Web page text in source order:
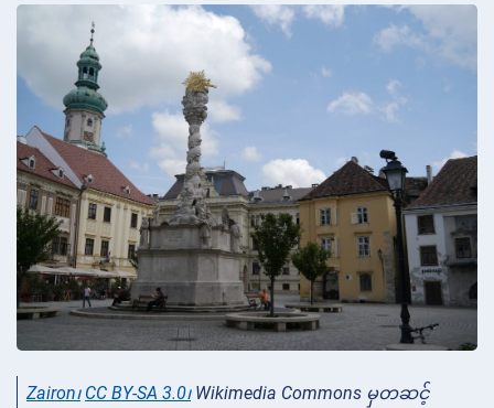
Zairon၊ CC BY-SA 3.0၊Wikimedia Commons မှတဆင့်